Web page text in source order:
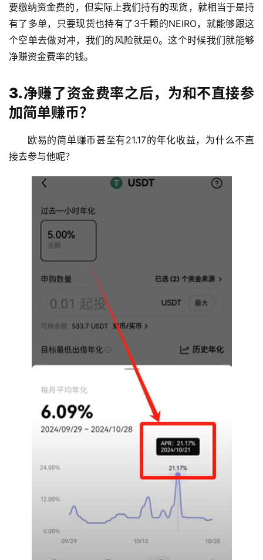
要缴纳资金费的，但实际上我们持有的现货，就相当于是持
有了多单，只要现货也持有了3千颗的NEIRO，就能够跟这
个空单去做对冲，我们的风险就是0。这个时候我们就能够
净赚资金费率的钱。
3.净赚了资金费率之后，为和不直接参
加简单赚币？
欧易的简单赚币甚至有21.17的年化收益，为什么不直
接去参与他呢？